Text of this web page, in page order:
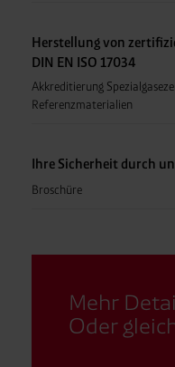
Herstellung von
DIN EN ISO 17034
Akkreditierung
Referenzmaterialien
Ihre Sicherheit durch
Broschüre
Mehr
Oder